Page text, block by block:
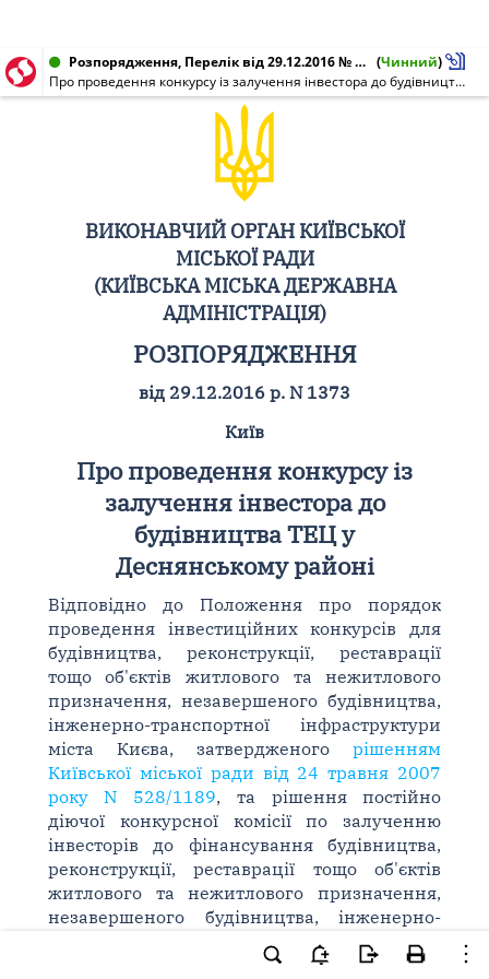
Розпорядження, Перелік від 29.12.2016 № 1373 (Чинний)
Про проведення конкурсу із залучення інвестора до будівництва ТЕЦ у Деснянському районі
ВИКОНАВЧИЙ ОРГАН КИЇВСЬКОЇ
МІСЬКОЇ РАДИ
(КИЇВСЬКА МІСЬКА ДЕРЖАВНА
АДМІНІСТРАЦІЯ)
РОЗПОРЯДЖЕННЯ
від 29.12.2016 р. N 1373
Київ
Про проведення конкурсу із
залучення інвестора до
будівництва ТЕЦ у
Деснянському районі
Відповідно до Положення про порядок
проведення інвестиційних конкурсів для
будівництва, реконструкції, реставрації
тощо об'єктів житлового та нежитлового
призначення, незавершеного будівництва,
інженерно-транспортної інфраструктури
міста Києва, затвердженогорішенням
Київської міської ради від 24 травня 2007
року N 528/1189, та рішення постійно
діючої конкурсної комісії по залученню
інвесторів до фінансування будівництва,
реконструкції, реставрації тощо об'єктів
житлового та нежитлового призначення,
незавершеного будівництва, інженерно-
транспортної інфраструктури міста Києва,
розпорядженням виконавчого